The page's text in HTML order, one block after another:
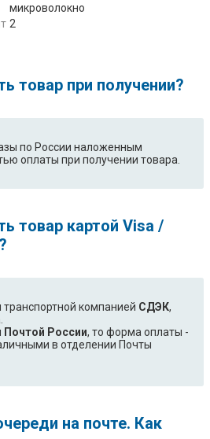
микроволокно
2
товар при получении?
по России наложенным
оплаты при получении товара.
товар картой Visa /
транспортной компанией СДЭК,
Почтой России, то форма оплаты -
в отделении Почты
на почте. Как